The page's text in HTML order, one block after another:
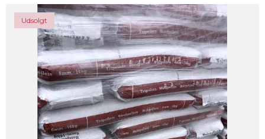
Udsolgt